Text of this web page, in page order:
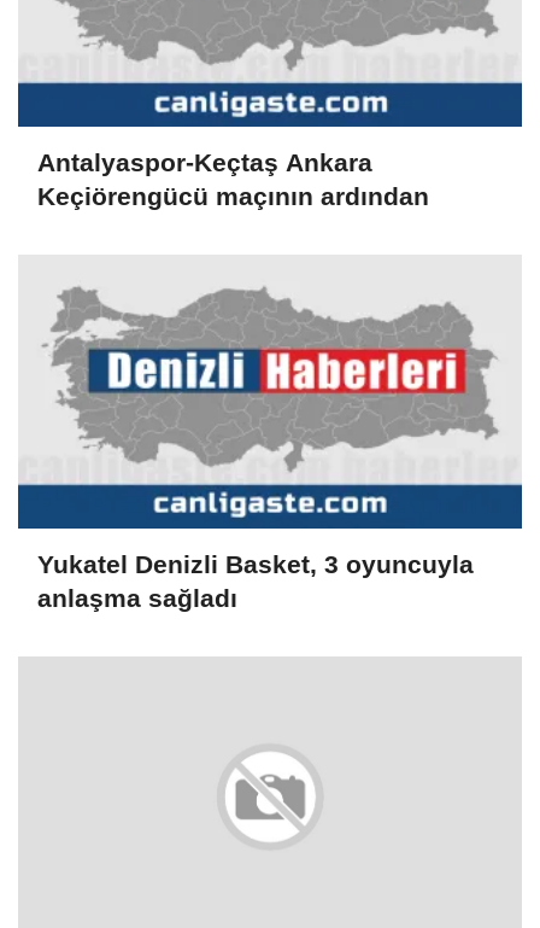
Antalyaspor-Keçtaş Ankara
Keçiörengücü maçının ardından
Yukatel Denizli Basket, 3 oyuncuyla
anlaşma sağladı